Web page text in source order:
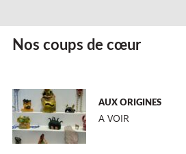
Nos coups de cœur
AUX ORIGINES
A VOIR